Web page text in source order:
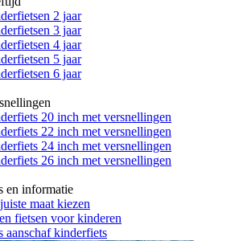
2 jaar
3 jaar
4 jaar
5 jaar
6 jaar
20 inch met versnellingen
22 inch met versnellingen
24 inch met versnellingen
26 inch met versnellingen
en informatie
maat kiezen
fietsen voor kinderen
aanschaf kinderfiets